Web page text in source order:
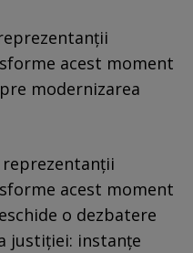
acest moment
modernizarea
reprezentanții
acest moment
o dezbatere
justiției: instanțe